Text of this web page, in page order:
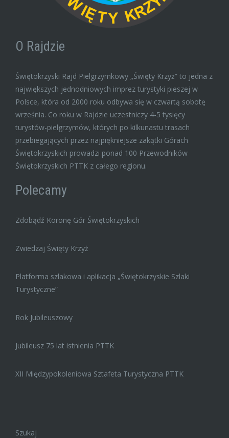
O Rajdzie
Świętokrzyski Rajd Pielgrzymkowy „Święty Krzyż” to jedna z
największych jednodniowych imprez turystyki pieszej w
Polsce, która od 2000 roku odbywa się w czwartą sobotę
września. Co roku w Rajdzie uczestniczy 4-5 tysięcy
turystów-pielgrzymów, których po kilkunastu trasach
przebiegających przez najpiękniejsze zakątki Górach
Świętokrzyskich prowadzi ponad 100 Przewodników
Świętokrzyskich PTTK z całego regionu.
Polecamy
Zdobądź Koronę Gór Świętokrzyskich
Zwiedzaj Święty Krzyż
Platforma szlakowa i aplikacja „Świętokrzyskie Szlaki
Turystyczne”
Rok Jubileuszowy
Jubileusz 75 lat istnienia PTTK
XII Międzypokoleniowa Sztafeta Turystyczna PTTK
Szukaj